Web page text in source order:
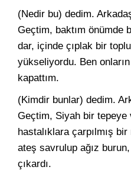
(Nedir bu) dedim.
Geçtim, bak­tım önümde
dar, içinde çıplak bir
yükseliyordu. Ben
kapattım.
(Kimdir bunlar) dedim.
Geçtim, Si­yah bir tepeye
hastalıklara çarpılmış
ateş savrulup ağız
çıkardı.